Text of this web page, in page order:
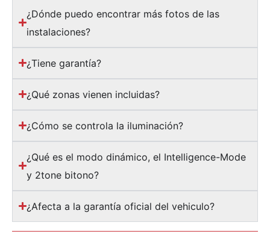
¿Dónde puedo encontrar más fotos de las
instalaciones?
¿Tiene garantía?
¿Qué zonas vienen incluidas?
¿Cómo se controla la iluminación?
¿Qué es el modo dinámico, el Intelligence-Mode
y 2tone bitono?
¿Afecta a la garantía oficial del vehiculo?